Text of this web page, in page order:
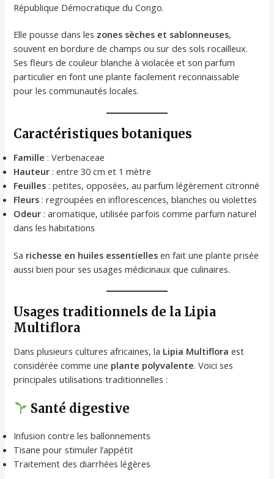
République Démocratique du Congo.
Elle pousse dans les zones sèches et sablonneuses,
souvent en bordure de champs ou sur des sols rocailleux.
Ses fleurs de couleur blanche à violacée et son parfum
particulier en font une plante facilement reconnaissable
pour les communautés locales.
Caractéristiques botaniques
Famille : Verbenaceae
Hauteur : entre 30 cm et 1 mètre
Feuilles : petites, opposées, au parfum légèrement citronné
Fleurs : regroupées en inflorescences, blanches ou violettes
Odeur : aromatique, utilisée parfois comme parfum naturel
dans les habitations
Sa richesse en huiles essentielles en fait une plante prisée
aussi bien pour ses usages médicinaux que culinaires.
Usages traditionnels de la Lipia
Multiflora
Dans plusieurs cultures africaines, la Lipia Multiflora est
considérée comme une plante polyvalente. Voici ses
principales utilisations traditionnelles :
Santé digestive
Infusion contre les ballonnements
Tisane pour stimuler l’appétit
Traitement des diarrhées légères